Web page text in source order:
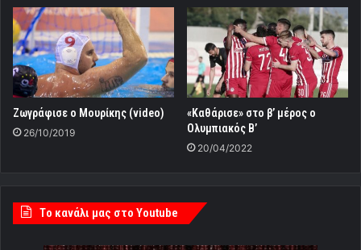
Ζωγράφισε ο Μουρίκης (video)
26/10/2019
«Καθάρισε» στο β’ μέρος ο
Ολυμπιακός Β’
20/04/2022
Tο κανάλι μας στο Youtube